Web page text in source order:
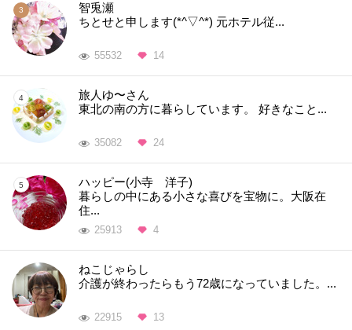
智兎瀬
ちとせと申します(*^▽^*) 元ホテル従...
55532 14
旅人ゆ〜さん
東北の南の方に暮らしています。 好きなこと...
35082 24
ハッピー(小寺 洋子)
暮らしの中にある小さな喜びを宝物に。大阪在
住...
25913 4
ねこじゃらし
介護が終わったらもう72歳になっていました。...
22915 13